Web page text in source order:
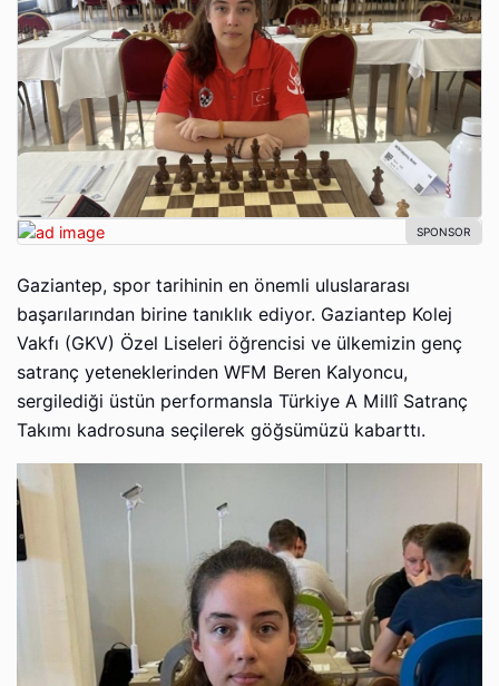
Gaziantep, spor tarihinin en önemli uluslararası
başarılarından birine tanıklık ediyor. Gaziantep Kolej
Vakfı (GKV) Özel Liseleri öğrencisi ve ülkemizin genç
satranç yeteneklerinden WFM Beren Kalyoncu,
sergilediği üstün performansla Türkiye A Millî Satranç
Takımı kadrosuna seçilerek göğsümüzü kabarttı.